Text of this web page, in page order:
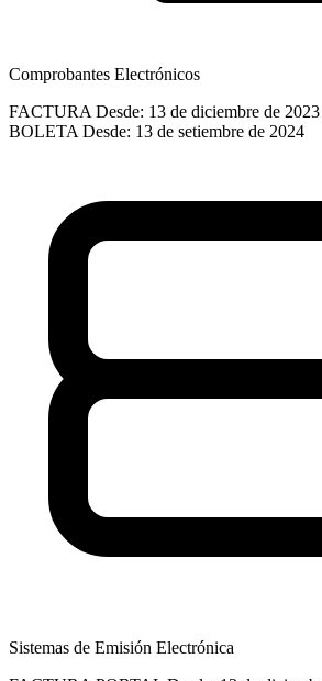
Comprobantes Electrónicos
FACTURA Desde: 13 de diciembre de 2023
BOLETA Desde: 13 de setiembre de 2024
Sistemas de Emisión Electrónica